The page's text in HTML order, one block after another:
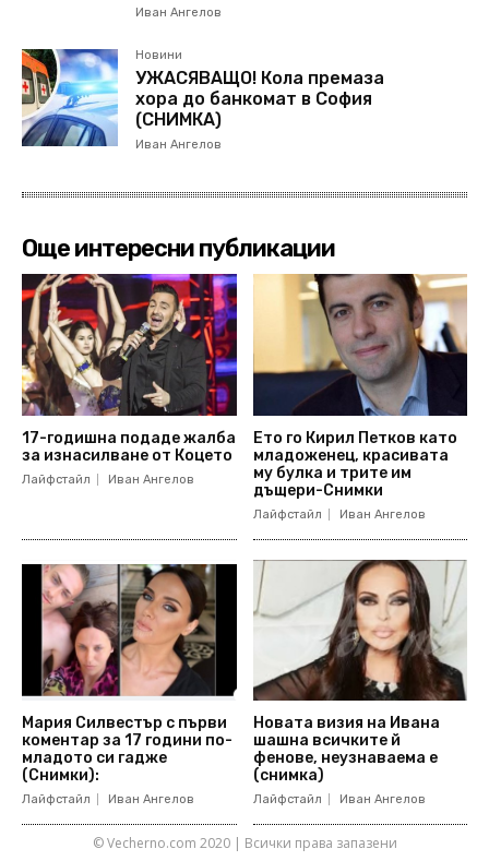
Иван Ангелов
Новини
УЖАСЯВАЩО! Кола премаза
хора до банкомат в София
(СНИМКА)
Иван Ангелов
Още интересни публикации
17-годишна подаде жалба
за изнасилване от Коцето
Лайфстайл Иван Ангелов
Ето го Кирил Петков като
младоженец, красивата
му булка и трите им
дъщери-Снимки
Лайфстайл Иван Ангелов
Мария Силвестър с първи
коментар за 17 години по-
младото си гадже
(Снимки):
Лайфстайл Иван Ангелов
Новата визия на Ивана
шашна всичките й
фенове, неузнаваема е
(снимка)
Лайфстайл Иван Ангелов
© Vecherno.com 2020 | Всички права запазени